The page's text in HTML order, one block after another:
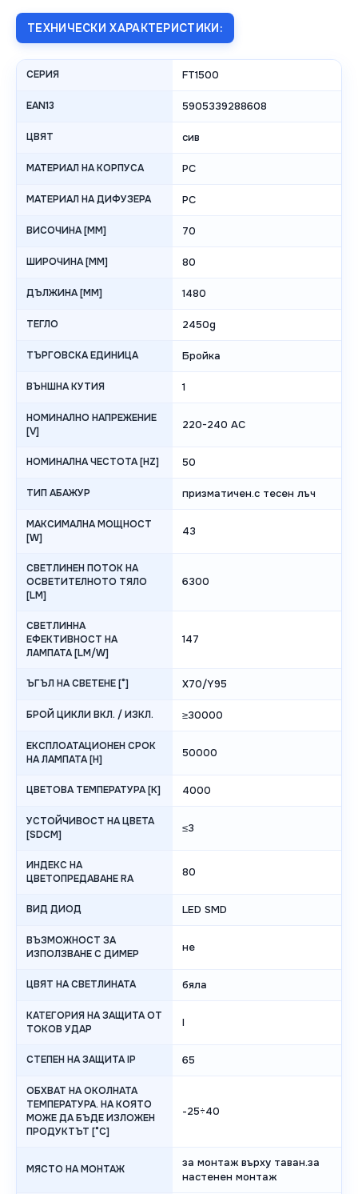
ТЕХНИЧЕСКИ ХАРАКТЕРИСТИКИ:
СЕРИЯ FT1500
EAN13 5905339288608
ЦВЯТ сив
МАТЕРИАЛ НА КОРПУСА PC
МАТЕРИАЛ НА ДИФУЗЕРА PC
ВИСОЧИНА [MM] 70
ШИРОЧИНА [MM] 80
ДЪЛЖИНА [MM] 1480
ТЕГЛО 2450g
ТЪРГОВСКА ЕДИНИЦА Бройка
ВЪНШНА КУТИЯ 1
НОМИНАЛНО НАПРЕЖЕНИЕ
[V]
220-240 AC
НОМИНАЛНА ЧЕСТОТА [HZ] 50
ТИП АБАЖУР призматичен.с тесен лъч
МАКСИМАЛНА МОЩНОСТ
[W]
43
СВЕТЛИНЕН ПОТОК НА
ОСВЕТИТЕЛНОТО ТЯЛО
[LM]
6300
СВЕТЛИННА
ЕФЕКТИВНОСТ НА
ЛАМПАТА [LM/W]
147
ЪГЪЛ НА СВЕТЕНЕ [°] X70/Y95
БРОЙ ЦИКЛИ ВКЛ. / ИЗКЛ. ≥30000
ЕКСПЛОАТАЦИОНЕН СРОК
НА ЛАМПАТА [H]
50000
ЦВЕТОВА ТЕМПЕРАТУРА [K] 4000
УСТОЙЧИВОСТ НА ЦВЕТА
[SDCM]
≤3
ИНДЕКС НА
ЦВЕТОПРЕДАВАНЕ RA
80
ВИД ДИОД LED SMD
ВЪЗМОЖНОСТ ЗА
ИЗПОЛЗВАНЕ С ДИМЕР
не
ЦВЯТ НА СВЕТЛИНАТА бяла
КАТЕГОРИЯ НА ЗАЩИТА ОТ
ТОКОВ УДАР
I
СТЕПЕН НА ЗАЩИТА IP 65
ОБХВАТ НА ОКОЛНАТА
ТЕМПЕРАТУРА. НА КОЯТО
МОЖЕ ДА БЪДЕ ИЗЛОЖЕН
ПРОДУКТЪТ [°C]
-25÷40
МЯСТО НА МОНТАЖ
за монтаж върху таван.за
настенен монтаж